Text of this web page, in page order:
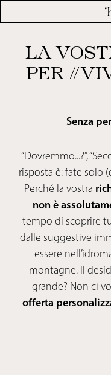
LA
PER
Senza
“Dovremmo...?”,
risposta è: fate solo
Perché la vostra
non è
tempo di scoprire
dalle suggestive
essere nell’
montagne. Il
grande? Non ci
offerta